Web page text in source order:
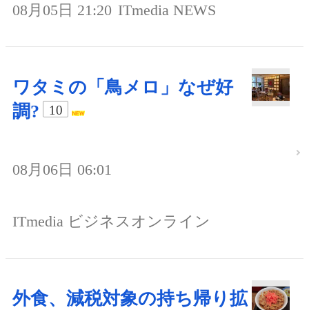
08月05日 21:20 ITmedia NEWS
ワタミの「鳥メロ」なぜ好
調?
10
08月06日 06:01
ITmedia ビジネスオンライン
外食、減税対象の持ち帰り拡